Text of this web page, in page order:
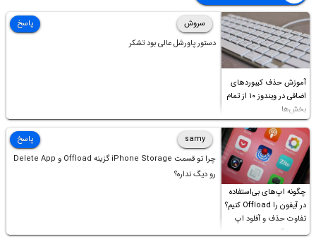
آموزش حذف کیبوردهای
اضافی در ویندوز ۱۰ از تمام
بخش‌ها
سروش
دستور پاورشل عالی بود تشکر
پاسخ
چگونه اپ‌های بی‌استفاده
در آیفون را Offload کنیم؟
تفاوت حذف و آفلود اپ
چیست؟
samy
چرا تو قسمت iPhone Storage گزینه Offload و Delete App
رو دیگ نداره؟
پاسخ